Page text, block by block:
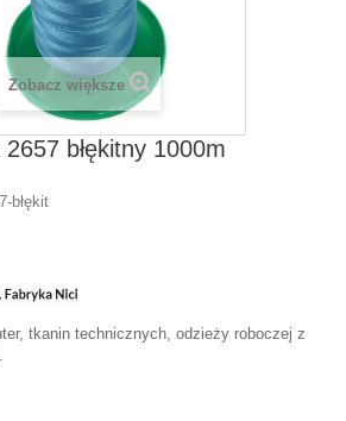
Zobacz większe
błękitny 1000m
błękit
tkanin technicznych, odzieży roboczej z